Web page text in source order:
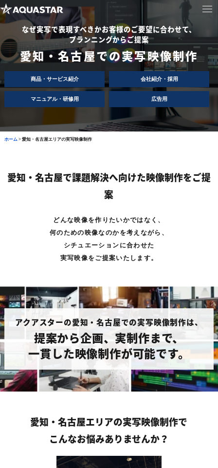
なぜ実写で表現すべきかお客様のご要望に合わせて、
プランニングからご提案
愛知・名古屋での実写映像制作
商品・サービス紹介 会社紹介・採用
マニュアル・研修用 広告用
ホーム> 愛知・名古屋エリアの実写映像制作
愛知・名古屋で課題解決へ向けた映像制作をご提
案
どんな映像を作りたいかではなく、
何のための映像なのかを考えながら、
シチュエーションに合わせた
実写映像をご提案いたします。
アクアスターの愛知・名古屋での実写映像制作は、
提案から企画、実制作まで、
一貫した映像制作が可能です。
愛知・名古屋エリアの実写映像制作で
こんなお悩みありませんか？